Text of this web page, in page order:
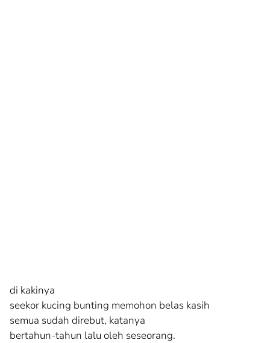
di kakinya
seekor kucing bunting memohon belas kasih
semua sudah direbut, katanya
bertahun-tahun lalu oleh seseorang.